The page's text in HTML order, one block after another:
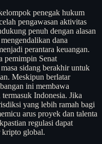
penegak hukum
pengawasan aktivitas
penuh dengan alasan
dana
perantara keuangan.
pemimpin Senat
sidang berakhir untuk
Meskipun berlatar
ini membawa
Indonesia. Jika
yang lebih ramah bagi
arus proyek dan talenta
regulasi dapat
kripto global.